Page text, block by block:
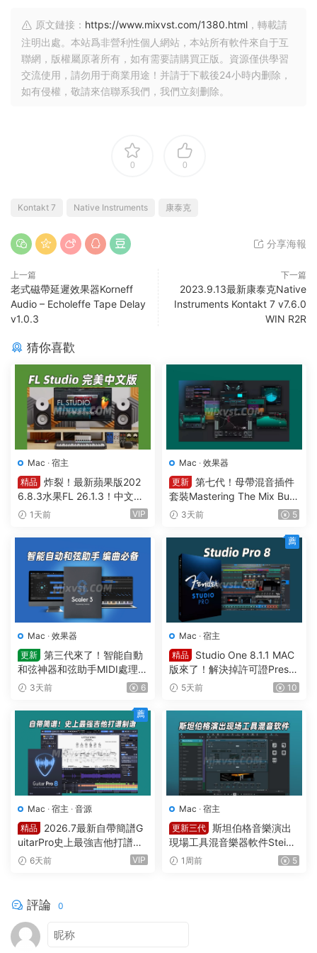
原文鏈接： https://www.mixvst.com/1380.html ，轉載請
注明出處。本站爲非營利性個人網站，本站所有軟件來自于互
聯網，版權屬原著所有，如有需要請購買正版。資源僅供學習
交流使用，請勿用于商業用途！并請于下載後24小時内删除，
如有侵權，敬請來信聯系我們，我們立刻删除。
0 0
Kontakt 7 Native Instruments 康泰克
分享海報
上一篇
老式磁帶延遲效果器Korneff
Audio – Echoleffe Tape Delay
v1.0.3
下一篇
2023.9.13最新康泰克Native
Instruments Kontakt 7 v7.6.0
WIN R2R
猜你喜歡
Mac · 宿主
精品 炸裂！最新蘋果版202
6.8.3水果FL 26.1.3！中文編
曲軟件Image Line-FL Studio
36 (All Plugins Edition) GUIS
EPPE MAC
1天前 VIP
Mac · 效果器
更新 第七代！母帶混音插件
套裝Mastering The Mix Bun
dle v2026.7.21 U2B MAC-M
3天前 5
Mac · 效果器
更新 第三代來了！智能自動
和弦神器和弦助手MIDI處理Pl
ugin Boutique – Scaler 3 v3.
3天前 6
Mac · 宿主
精品
Studio One 8.1.1 MAC
版來了！解決掉許可證Preso
nus Studio One Pro 8 v8.1.1
ender Studio Pro 8
5天前 10
薦
Mac · 宿主 · 音源
精品
2026.7最新自帶簡譜G
uitarPro史上最強吉他打譜制
譜Guitar Pro 8.1.5-31 macO
6天前 VIP
薦
Mac · 宿主
更新三代 斯坦伯格音樂演出
現場工具混音樂器軟件Steinb
erg VST Live Pro v3.0.50 m
1周前 5
評論 0